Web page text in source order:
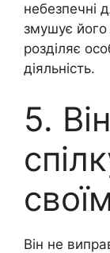
небезпечні
змушує його
розділяє
діяльність.
5.
Він не